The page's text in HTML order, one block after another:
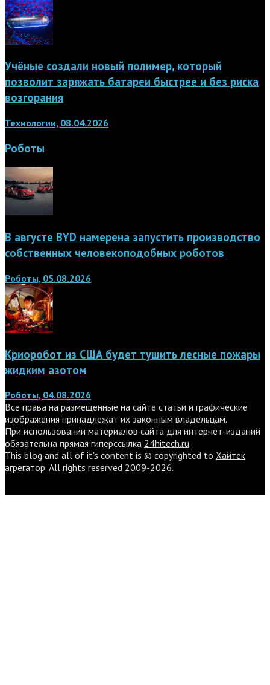
Учёные создали новый полимер, который
позволит заряжать батареи быстрее и без риска
возгорания
Технологии, 08.04.2026
Роботы
В августе BYD намерена запустить производство
собственных человекоподобных роботов
Роботы, 05.08.2026
Криоробот из США будет тушить лесные пожары
жидким азотом
Роботы, 04.08.2026
Все права на размещенные на сайте статьи и графические
изображения принадлежат их законным владельцам.
При использовании материалов сайта для интернет-изданий
обязательна прямая гиперссылка 24hitech.ru.
This blog and all of it's content is © copyrighted to Хайтек
агрегатор. All rights reserved 2009-2026.